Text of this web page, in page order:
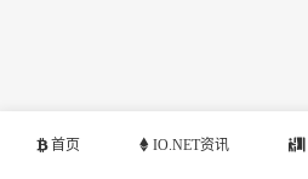
首页 IO.NET资讯